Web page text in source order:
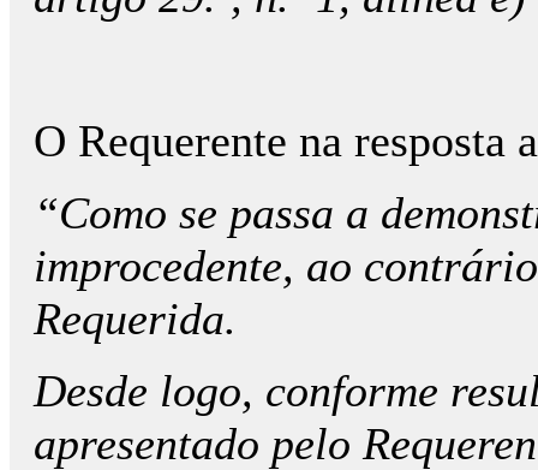
O Requerente na resposta
“Como se passa a
improcedente, ao
Requerida.
Desde logo, conforme
apresentado pelo